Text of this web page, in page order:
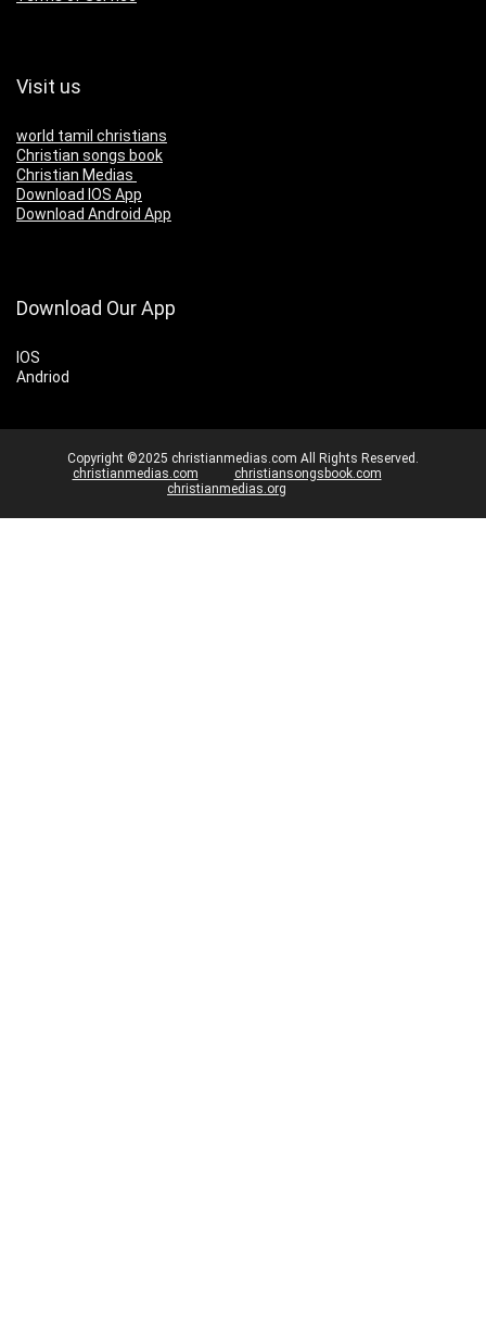
Visit us
world tamil christians
Christian songs book
Christian Medias
Download IOS App
Download Android App
Download Our App
IOS
Andriod
Copyright ©2025 christianmedias.com All Rights Reserved.
christianmedias.com
christiansongsbook.com
christianmedias.org